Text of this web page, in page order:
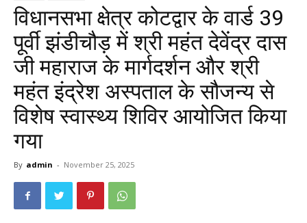
विधानसभा क्षेत्र कोटद्वार के वार्ड 39
पूर्वी झंडीचौड़ में श्री महंत देवेंद्र दास
जी महाराज के मार्गदर्शन और श्री
महंत इंद्रेश अस्पताल के सौजन्य से
विशेष स्वास्थ्य शिविर आयोजित किया
गया
By admin - November 25, 2025